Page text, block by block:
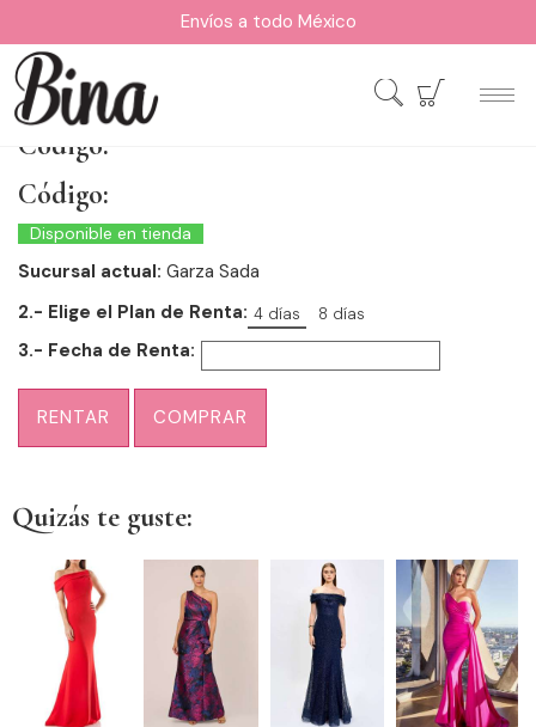
Envíos a todo México
Código:
Código:
Disponible en tienda
Sucursal actual: Garza Sada
2.- Elige el Plan de Renta: 4 días 8 días
3.- Fecha de Renta:
RENTAR COMPRAR
Quizás te guste: